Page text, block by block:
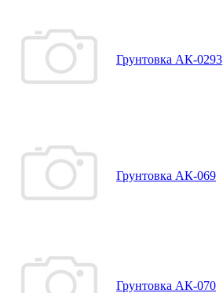
Грунтовка АК-0293
Грунтовка АК-069
Грунтовка АК-070